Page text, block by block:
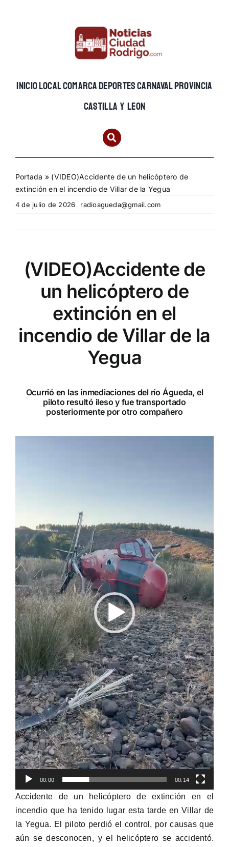
INICIOLOCALCOMARCADEPORTESCARNAVALPROVINCIA
CASTILLA Y LEON
Portada » (VIDEO)Accidente de un helicóptero de
extinción en el incendio de Villar de la Yegua
4 de julio de 2026 radioagueda@gmail.com
(VIDEO)Accidente de
un helicóptero de
extinción en el
incendio de Villar de la
Yegua
Ocurrió en las inmediaciones del río Águeda, el
piloto resultó ileso y fue transportado
posteriormente por otro compañero
00:00 00:14
Accidente de un helicóptero de extinción en el
incendio que ha tenido lugar esta tarde en Villar de
la Yegua. El piloto perdió el control, por causas que
aún se desconocen, y el helicóptero se accidentó.